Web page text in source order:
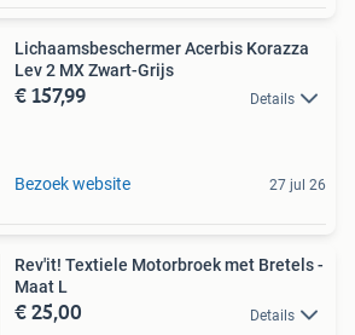
Lichaamsbeschermer Acerbis Korazza
Lev 2 MX Zwart-Grijs
€ 157,99 Details
Bezoek website 27 jul 26
Rev'it! Textiele Motorbroek met Bretels -
Maat L
€ 25,00 Details